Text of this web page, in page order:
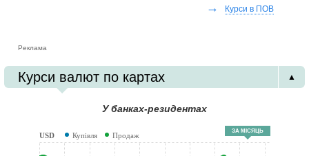
00 5
азербайджанські манати
BRL 6.0000 7.5000 2
канадські долари
8
→ Курси в ПОВ
Реклама
Курси валют по картах ▲
У банках-резидентах
ЗА МІСЯЦЬ
USD Купівля Продаж